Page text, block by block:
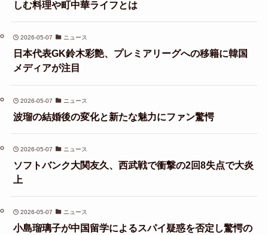
しむ料理や町中華ライフとは
2026-05-07 ニュース
日本代表GK鈴木彩艶、プレミアリーグへの移籍に韓国
メディアが注目
2026-05-07 ニュース
波瑠の結婚後の変化と新たな魅力にファン驚愕
2026-05-07 ニュース
ソフトバンク大関友久、西武戦で衝撃の2回8失点で大炎
上
2026-05-07 ニュース
小島瑠璃子が中国留学によるスパイ疑惑を否定し驚愕の